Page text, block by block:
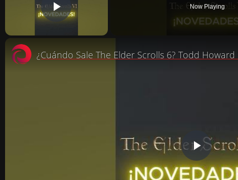
PLAY VIDEO
Now Playing
P
¿Cuándo Sale The Elder Scrolls 6? Todd